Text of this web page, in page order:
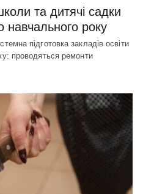
та дитячі садки
навчального року
підготовка закладів освіти
проводяться ремонти